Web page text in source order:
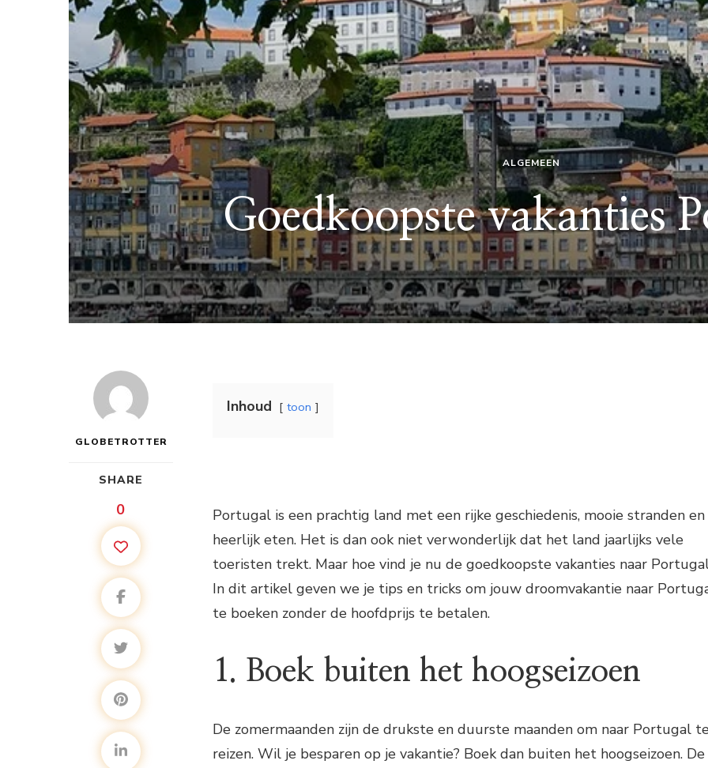
ALGEMEEN
Goedkoopste vakanties
GLOBETROTTER
SHARE
0
Inhoud toon
Portugal is een prachtig land met een rijke geschiedenis, mooie stranden en
heerlijk eten. Het is dan ook niet verwonderlijk dat het land jaarlijks vele
toeristen trekt. Maar hoe vind je nu de goedkoopste vakanties naar
In dit artikel geven we je tips en tricks om jouw droomvakantie naar
te boeken zonder de hoofdprijs te betalen.
1. Boek buiten het hoogseizoen
De zomermaanden zijn de drukste en duurste maanden om naar Portugal
reizen. Wil je besparen op je vakantie? Boek dan buiten het hoogseizoen. De